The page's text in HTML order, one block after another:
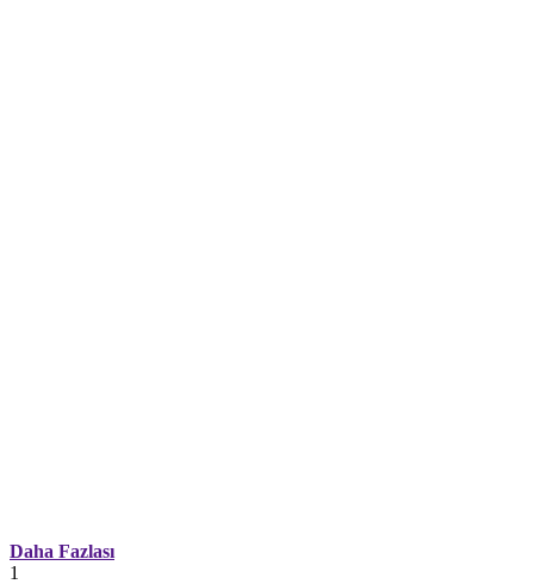
Daha Fazlası
1